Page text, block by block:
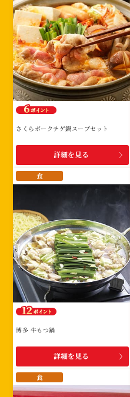
さくらポークチゲ鍋スープセット
詳細を見る
食
博多 牛もつ鍋
詳細を見る
食